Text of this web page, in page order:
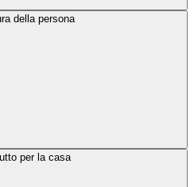
della persona
per la casa